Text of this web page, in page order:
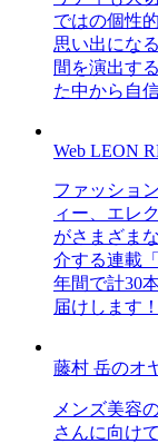
ではの個性
思い出にな
間を演出す
た中から自
Web LEON
ファッショ
ィー、エレ
がさまざま
介する連載
年間で計30
届けします
藤村 岳のオ
メンズ美容
さんに向け